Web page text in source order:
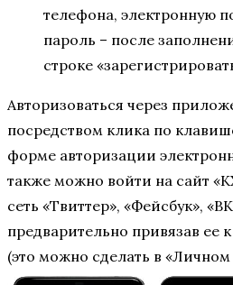
телефона, электронную
пароль – после
строке
Авторизоваться через
посредством клика по
форме авторизации
также можно войти на сайт
сеть «Твиттер», «Фейсбук»,
предварительно привязав ее
(это можно сделать в «Личном